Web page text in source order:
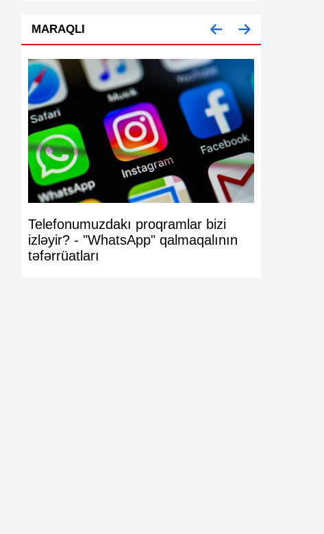
MARAQLI
Telefonumuzdakı proqramlar bizi
izləyir? - "WhatsApp" qalmaqalının
təfərrüatları